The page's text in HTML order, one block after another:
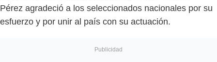
Pérez agradeció a los seleccionados nacionales por su
esfuerzo y por unir al país con su actuación.